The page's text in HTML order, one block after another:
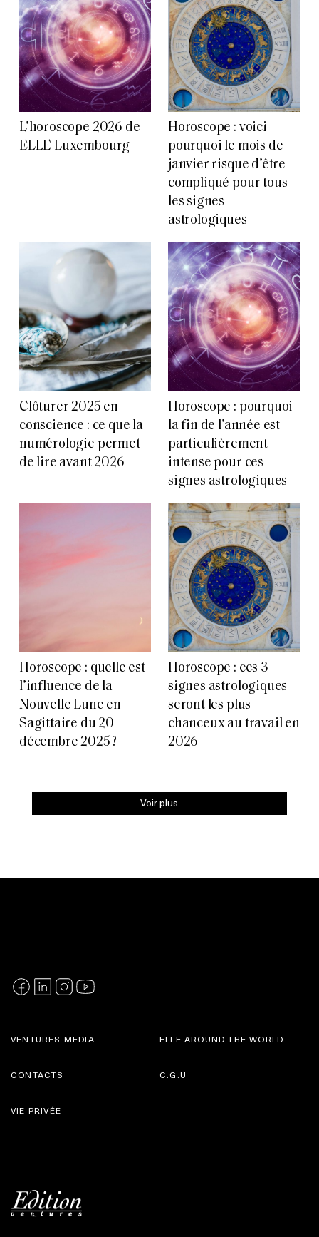
L’horoscope 2026 de
ELLE Luxembourg
Horoscope : voici
pourquoi le mois de
janvier risque d’être
compliqué pour tous
les signes
astrologiques
Clôturer 2025 en
conscience : ce que la
numérologie permet
de lire avant 2026
Horoscope : pourquoi
la fin de l’année est
particulièrement
intense pour ces
signes astrologiques
Horoscope : quelle est
l’influence de la
Nouvelle Lune en
Sagittaire du 20
décembre 2025 ?
Horoscope : ces 3
signes astrologiques
seront les plus
chanceux au travail en
2026
Voir plus
VENTURES MEDIA
CONTACTS
ELLE AROUND THE WORLD
C.G.U
VIE PRIVÉE